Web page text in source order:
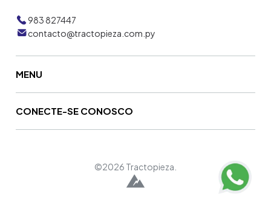
983 827447
contacto@tractopieza.com.py
MENU
CONECTE-SE CONOSCO
©2026 Tractopieza.